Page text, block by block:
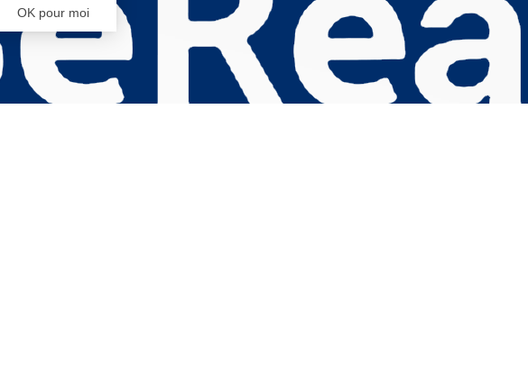
OK pour moi
Personnalisez vos Options
de gérer vos paramètres de confidentialité, en garantissant la conformité avec